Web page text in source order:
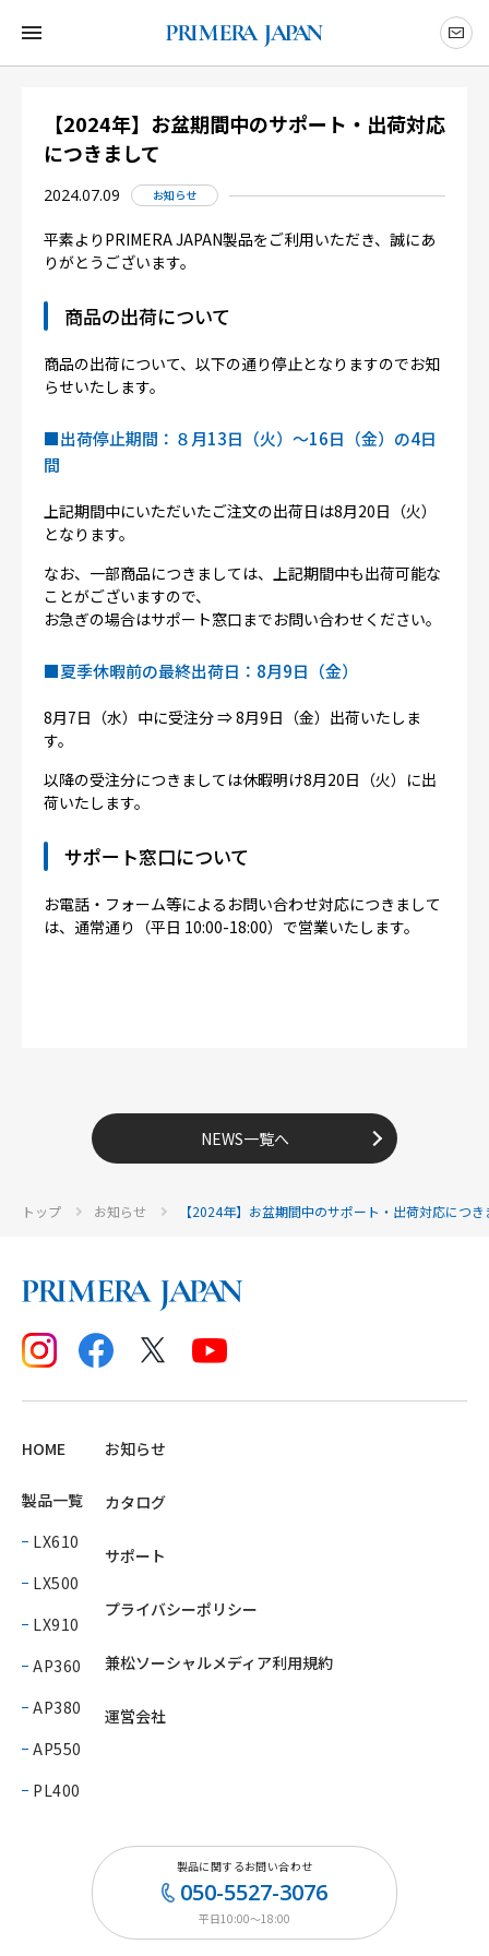
【2024年】お盆期間中のサポート・出荷対応
につきまして
2024.07.09 お知らせ
平素よりPRIMERA JAPAN製品をご利用いただき、誠にあ
りがとうございます。
商品の出荷について
商品の出荷について、以下の通り停止となりますのでお知
らせいたします。
■出荷停止期間：８月13日（火）～16日（金）の4日
間
上記期間中にいただいたご注文の出荷日は8月20日（火）
となります。
なお、一部商品につきましては、上記期間中も出荷可能な
ことがございますので、
お急ぎの場合はサポート窓口までお問い合わせください。
■夏季休暇前の最終出荷日：8月9日（金）
8月7日（水）中に受注分 ⇒ 8月9日（金）出荷いたしま
す。
以降の受注分につきましては休暇明け8月20日（火）に出
荷いたします。
サポート窓口について
お電話・フォーム等によるお問い合わせ対応につきまして
は、通常通り（平日 10:00-18:00）で営業いたします。
NEWS一覧へ
トップ お知らせ 【2024年】お盆期間中のサポート・出荷対応につ
HOME
製品一覧
LX610
LX500
LX910
AP360
AP380
AP550
PL400
お知らせ
カタログ
サポート
プライバシーポリシー
兼松ソーシャルメディア利用規約
運営会社
製品に関するお問い合わせ
050-5527-3076
平日10:00〜18:00